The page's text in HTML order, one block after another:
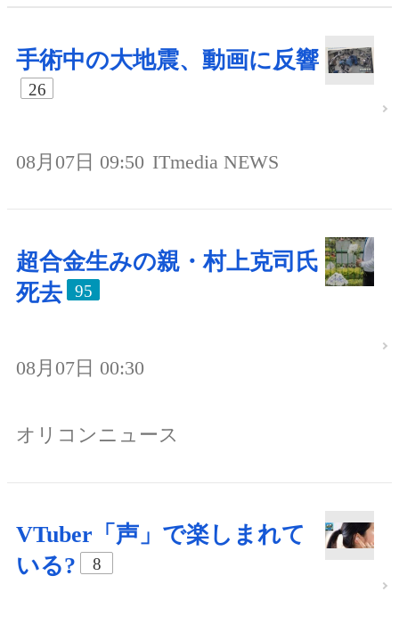
手術中の大地震、動画に反響
26
08月07日 09:50 ITmedia NEWS
超合金生みの親・村上克司氏
死去
95
08月07日 00:30
オリコンニュース
VTuber「声」で楽しまれて
いる?
8